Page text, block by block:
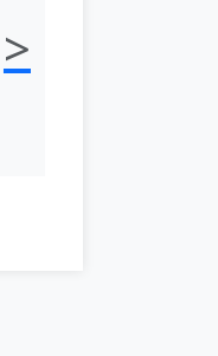
>